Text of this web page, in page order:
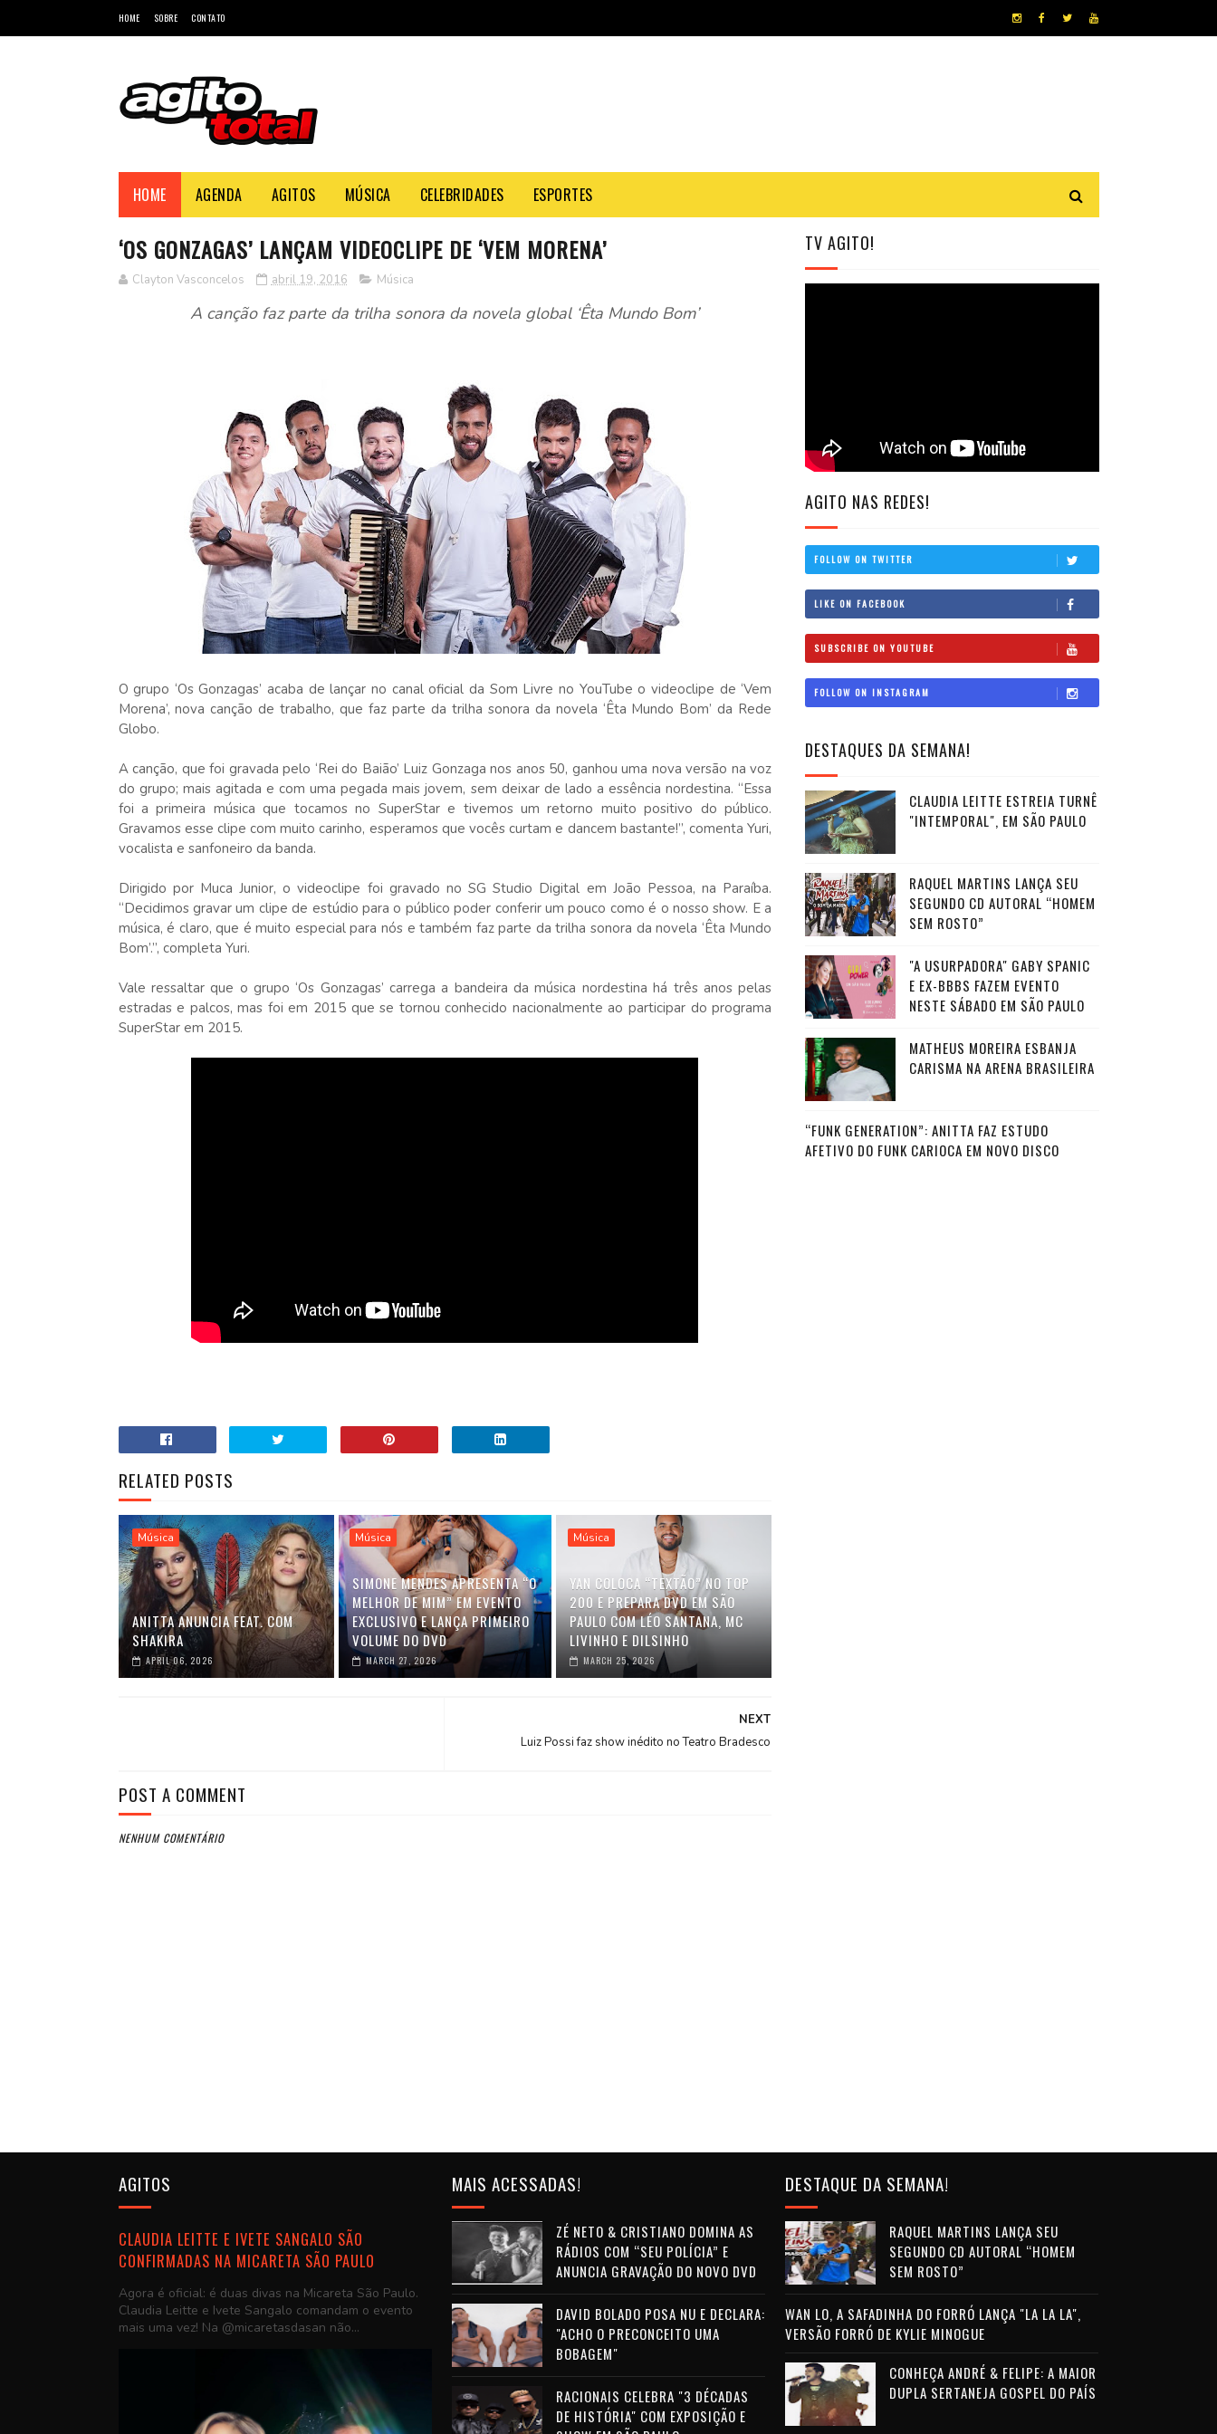
HOME SOBRE CONTATO
HOME AGENDA AGITOS MÚSICA CELEBRIDADES ESPORTES
‘OS GONZAGAS’ LANÇAM VIDEOCLIPE DE ‘VEM MORENA’
Clayton Vasconcelos abril 19, 2016 Música
A canção faz parte da trilha sonora da novela global ‘Êta Mundo Bom’
O grupo ‘Os Gonzagas’ acaba de lançar no canal oficial da Som Livre no YouTube o videoclipe de ‘Vem
Morena’, nova canção de trabalho, que faz parte da trilha sonora da novela ‘Êta Mundo Bom’ da Rede
Globo.
A canção, que foi gravada pelo ‘Rei do Baião’ Luiz Gonzaga nos anos 50, ganhou uma nova versão na voz
do grupo; mais agitada e com uma pegada mais jovem, sem deixar de lado a essência nordestina. “Essa
foi a primeira música que tocamos no SuperStar e tivemos um retorno muito positivo do público.
Gravamos esse clipe com muito carinho, esperamos que vocês curtam e dancem bastante!”, comenta Yuri,
vocalista e sanfoneiro da banda.
Dirigido por Muca Junior, o videoclipe foi gravado no SG Studio Digital em João Pessoa, na Paraíba.
“Decidimos gravar um clipe de estúdio para o público poder conferir um pouco como é o nosso show. E a
música, é claro, que é muito especial para nós e também faz parte da trilha sonora da novela ‘Êta Mundo
Bom’.”, completa Yuri.
Vale ressaltar que o grupo ‘Os Gonzagas’ carrega a bandeira da música nordestina há três anos pelas
estradas e palcos, mas foi em 2015 que se tornou conhecido nacionalmente ao participar do programa
SuperStar em 2015.
RELATED POSTS
Música
ANITTA ANUNCIA FEAT. COM
SHAKIRA
APRIL 06, 2026
Música
SIMONE MENDES APRESENTA “O
MELHOR DE MIM” EM EVENTO
EXCLUSIVO E LANÇA PRIMEIRO
VOLUME DO DVD
MARCH 27, 2026
Música
YAN COLOCA “TEXTÃO” NO TOP
200 E PREPARA DVD EM SÃO
PAULO COM LÉO SANTANA, MC
LIVINHO E DILSINHO
MARCH 25, 2026
NEXT
Luiz Possi faz show inédito no Teatro Bradesco
POST A COMMENT
NENHUM COMENTÁRIO
TV AGITO!
AGITO NAS REDES!
FOLLOW ON TWITTER
LIKE ON FACEBOOK
SUBSCRIBE ON YOUTUBE
FOLLOW ON INSTAGRAM
DESTAQUES DA SEMANA!
CLAUDIA LEITTE ESTREIA TURNÊ
"INTEMPORAL", EM SÃO PAULO
RAQUEL MARTINS LANÇA SEU
SEGUNDO CD AUTORAL “HOMEM
SEM ROSTO”
"A USURPADORA" GABY SPANIC
E EX-BBBS FAZEM EVENTO
NESTE SÁBADO EM SÃO PAULO
MATHEUS MOREIRA ESBANJA
CARISMA NA ARENA BRASILEIRA
“FUNK GENERATION”: ANITTA FAZ ESTUDO
AFETIVO DO FUNK CARIOCA EM NOVO DISCO
AGITOS
CLAUDIA LEITTE E IVETE SANGALO SÃO
CONFIRMADAS NA MICARETA SÃO PAULO
Agora é oficial: é duas divas na Micareta São Paulo.
Claudia Leitte e Ivete Sangalo comandam o evento
mais uma vez! Na @micaretasdasan não...
MAIS ACESSADAS!
ZÉ NETO & CRISTIANO DOMINA AS
RÁDIOS COM “SEU POLÍCIA” E
ANUNCIA GRAVAÇÃO DO NOVO DVD
DAVID BOLADO POSA NU E DECLARA:
"ACHO O PRECONCEITO UMA
BOBAGEM"
RACIONAIS CELEBRA "3 DÉCADAS
DE HISTÓRIA" COM EXPOSIÇÃO E
DESTAQUE DA SEMANA!
RAQUEL MARTINS LANÇA SEU
SEGUNDO CD AUTORAL “HOMEM
SEM ROSTO”
WAN LO, A SAFADINHA DO FORRÓ LANÇA "LA LA LA",
VERSÃO FORRÓ DE KYLIE MINOGUE
CONHEÇA ANDRÉ & FELIPE: A MAIOR
DUPLA SERTANEJA GOSPEL DO PAÍS